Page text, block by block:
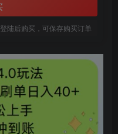
陆后购买，可保存购买订单